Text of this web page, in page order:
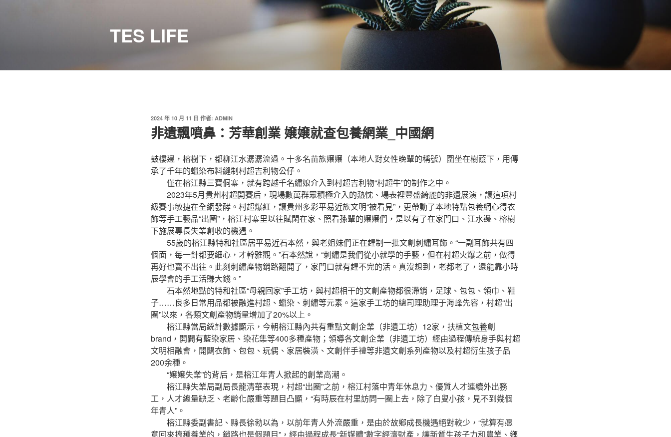
TES LIFE
發
佈
於
2024 年 10 月 11 日 作者: ADMIN
非遺飄噴鼻：芳華創業 嬢嬢就查包養網業_中國網
鼓樓邊，榕樹下，都柳江水潺潺流過。十多名苗族嬢嬢（本地人對女性晚輩的稱號）圍坐在樹蔭下，用傳
承了千年的蠟染布料縫制村超吉利物公仔。
僅在榕江縣三寶侗寨，就有跨越千名繡娘介入到村超吉利物“村超牛”的制作之中。
2023年5月貴州村超開賽后，現場數萬群眾積極介入的熱忱、場表裡豐盛綺麗的非遺展演，讓這項村
級賽事敏捷在全網發酵。村超爆紅，讓貴州多彩平易近族文明“被看見”，更帶動了本地特點包養網心得衣
飾等手工藝品“出圈”，榕江村寨里以往賦閑在家、照看孫輩的嬢嬢們，是以有了在家門口、江水邊、榕樹
下施展專長失業創收的機遇。
55歲的榕江縣特和社區居平易近石本然，與老姐妹們正在趕制一批文創刺繡耳飾。“一副耳飾共有四
個面，每一針都要細心，才幹雅觀。”石本然說，“刺繡是我們從小就學的手藝，但在村超火爆之前，做得
再好也賣不出往。此刻刺繡產物銷路翻開了，家門口就有趕不完的活。真沒想到，老都老了，還能靠小時
辰學會的手工活賺大錢。”
石本然地點的特和社區“母親回家”手工坊，與村超相干的文創產物都很滯銷，足球、包包、領巾、鞋
子……良多日常用品都被融進村超、蠟染、刺繡等元素。這家手工坊的總司理助理于海峰先容，村超“出
圈”以來，各類文創產物銷量增加了20%以上。
榕江縣當局統計數據顯示，今朝榕江縣內共有重點文創企業（非遺工坊）12家，扶植文包養創
brand，開闢有藍染家居、染花集等400多種產物；領導各文創企業（非遺工坊）經由過程傳統身手與村超
文明相融會，開闢衣飾、包包、玩偶、家居裝潢、文創伴手禮等非遺文創系列產物以及村超衍生孩子品
200余種。
“嬢嬢失業”的背后，是榕江年青人掀起的創業高潮。
榕江縣失業局副局長龍清華表現，村超“出圈”之前，榕江村落中青年休息力、優質人才連續外出務
工，人才總量缺乏、老齡化嚴重等題目凸顯，“有時辰在村里訪問一圈上去，除了白叟小孩，見不到幾個
年青人”。
榕江縣委副書記、縣長徐勃以為，以前年青人外流嚴重，是由於故鄉成長機遇絕對較少，“就算有愿
意回來搞種養業的，銷路也是個題目”，經由過程成長“新媒體”數字經濟財產，讓新質生孩子力和農業、鄉